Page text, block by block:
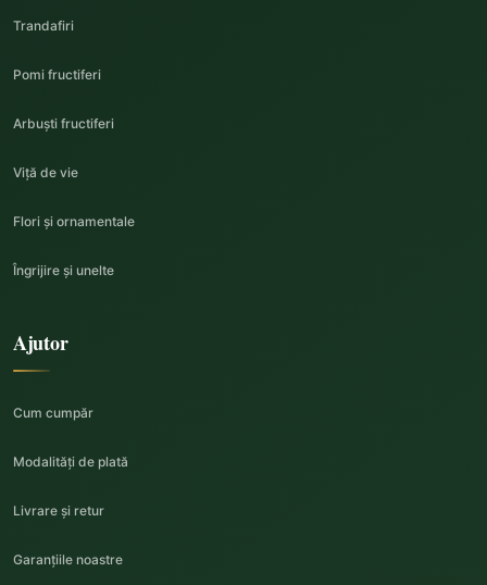
Trandafiri
Pomi fructiferi
Arbuști fructiferi
Viță de vie
Flori și ornamentale
Îngrijire și unelte
Ajutor
Cum cumpăr
Modalități de plată
Livrare și retur
Garanțiile noastre